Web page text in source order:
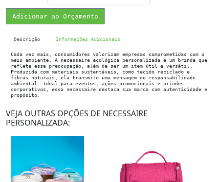
Adicionar ao Orçamento
Descrição Informações Adicionais
Cada vez mais, consumidores valorizam empresas comprometidas com o
meio ambiente. A necessaire ecológica personalizada é um brinde que
reflete essa preocupação, além de ser um item útil e versátil.
Produzida com materiais sustentáveis, como tecido reciclado e
fibras naturais, ela transmite uma mensagem de responsabilidade
ambiental. Ideal para eventos, ações promocionais e brindes
corporativos, essa necessaire destaca sua marca com autenticidade e
propósito.
VEJA OUTRAS OPÇÕES DE NECESSAIRE
PERSONALIZADA: